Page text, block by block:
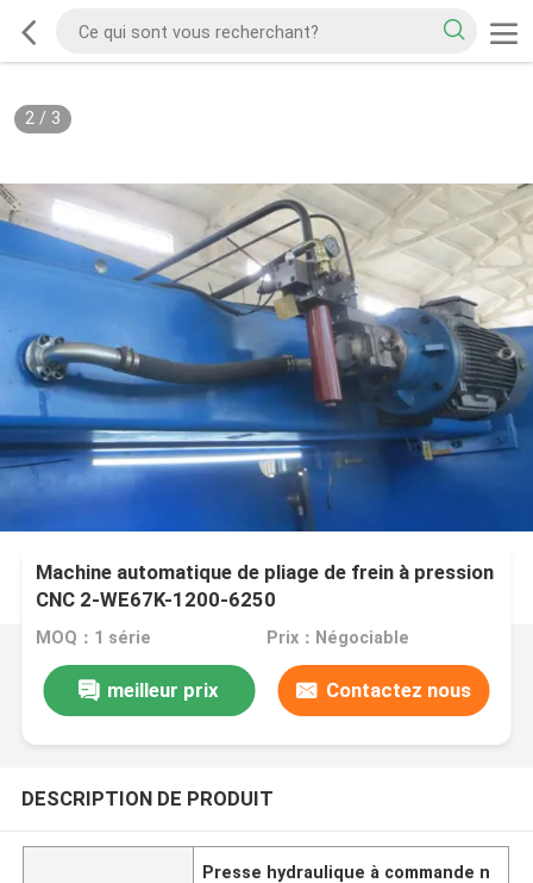
2/ 3
Machine automatique de pliage de frein à pression
CNC 2-WE67K-1200-6250
MOQ：1 série Prix：Négociable
meilleur prix Contactez nous
DESCRIPTION DE PRODUIT
Presse hydraulique à commande n